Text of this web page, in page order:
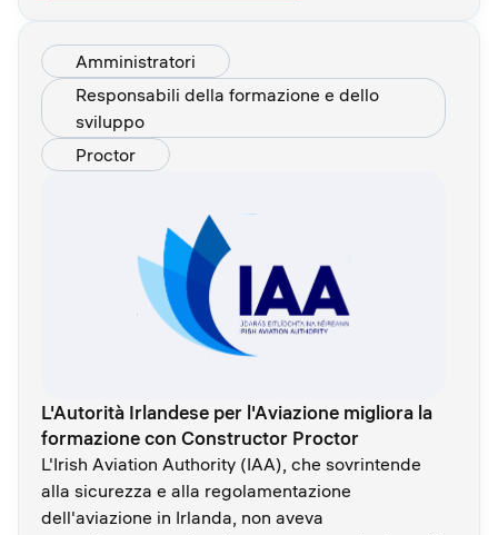
Amministratori
Responsabili della formazione e dello
sviluppo
Proctor
L'Autorità Irlandese per l'Aviazione migliora la
formazione con Constructor Proctor
L'Irish Aviation Authority (IAA), che sovrintende
alla sicurezza e alla regolamentazione
dell'aviazione in Irlanda, non aveva